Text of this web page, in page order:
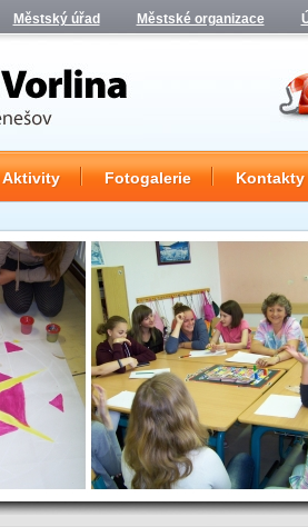
Městský úřad Městské organizace
Aktivity Fotogalerie Kontakty